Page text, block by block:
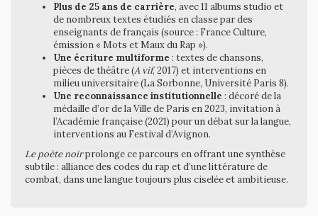
Plus de 25 ans de carrière, avec 11 albums studio et
de nombreux textes étudiés en classe par des
enseignants de français (source : France Culture,
émission « Mots et Maux du Rap »).
Une écriture multiforme : textes de chansons,
pièces de théâtre (A vif, 2017) et interventions en
milieu universitaire (La Sorbonne, Université Paris 8).
Une reconnaissance institutionnelle : décoré de la
médaille d’or de la Ville de Paris en 2023, invitation à
l’Académie française (2021) pour un débat sur la langue,
interventions au Festival d’Avignon.
Le poète noirprolonge ce parcours en offrant une synthèse
subtile : alliance des codes du rap et d’une littérature de
combat, dans une langue toujours plus ciselée et ambitieuse.